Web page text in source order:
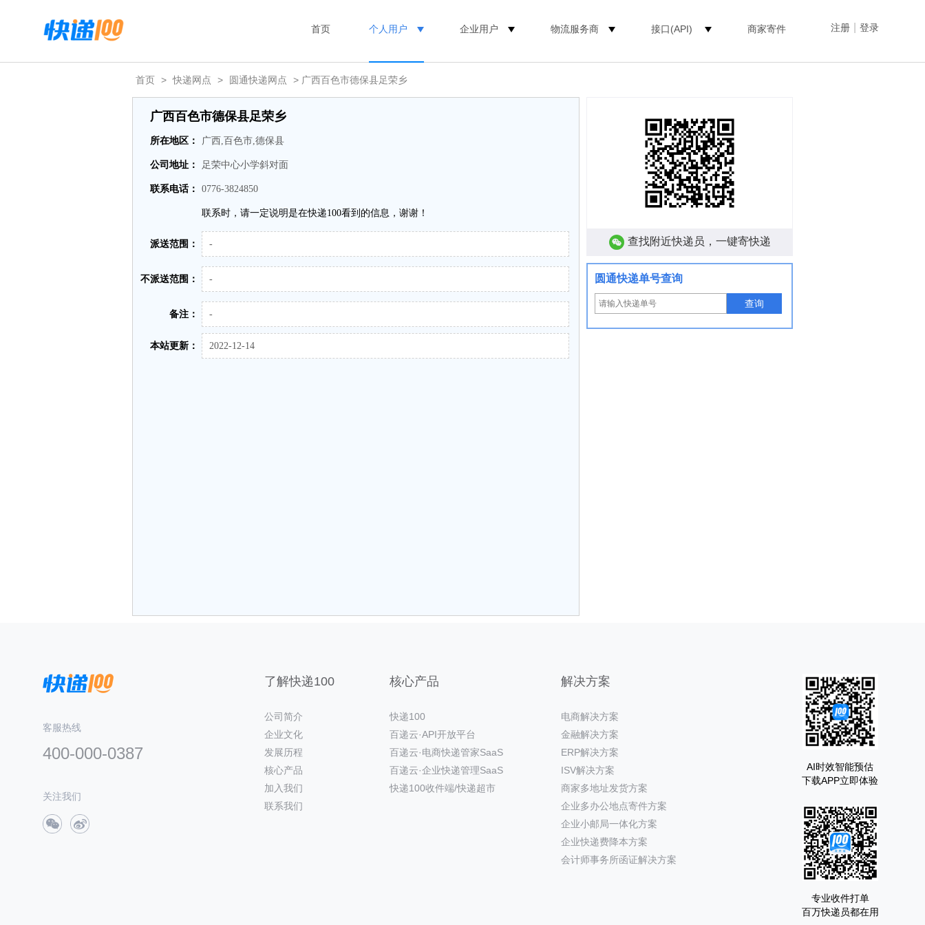
注册 登录
首页 个人用户 企业用户 物流服务商 接口(API) 商家寄件
首页 > 快递网点 > 圆通快递网点 > 广西百色市德保县足荣乡
广西百色市德保县足荣乡
所在地区： 广西,百色市,德保县
公司地址： 足荣中心小学斜对面
联系电话： 0776-3824850
联系时，请一定说明是在快递100看到的信息，谢谢！
派送范围： -
不派送范围： -
备注： -
本站更新： 2022-12-14
查找附近快递员，一键寄快递
圆通快递单号查询
查询
客服热线
400-000-0387
关注我们
了解快递100
公司简介
企业文化
发展历程
核心产品
加入我们
联系我们
核心产品
快递100
百递云·API开放平台
百递云·电商快递管家SaaS
百递云·企业快递管理SaaS
快递100收件端/快递超市
解决方案
电商解决方案
金融解决方案
ERP解决方案
ISV解决方案
商家多地址发货方案
企业多办公地点寄件方案
企业小邮局一体化方案
企业快递费降本方案
会计师事务所函证解决方案
AI时效智能预估
下载APP立即体验
专业收件打单
百万快递员都在用